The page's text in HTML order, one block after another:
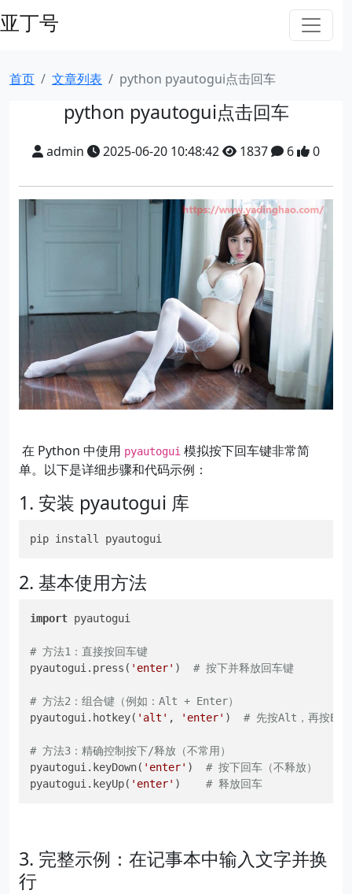
亚丁号
首页 文章列表 python pyautogui点击回车
python pyautogui点击回车
admin 2025-06-20 10:48:42 1837 6 0
在 Python 中使用 pyautogui 模拟按下回车键非常简
单。以下是详细步骤和代码示例：
1. 安装 pyautogui 库
pip install pyautogui
2. 基本使用方法
import pyautogui
# 方法1：直接按回车键
pyautogui.press( 'enter' ) # 按下并释放回车键
# 方法2：组合键（例如：Alt + Enter）
pyautogui.hotkey( 'alt' , 'enter' ) # 先按Alt，再按
# 方法3：精确控制按下/释放（不常用）
pyautogui.keyDown( 'enter' ) # 按下回车（不释放）
pyautogui.keyUp( 'enter' ) # 释放回车
3. 完整示例：在记事本中输入文字并换
行